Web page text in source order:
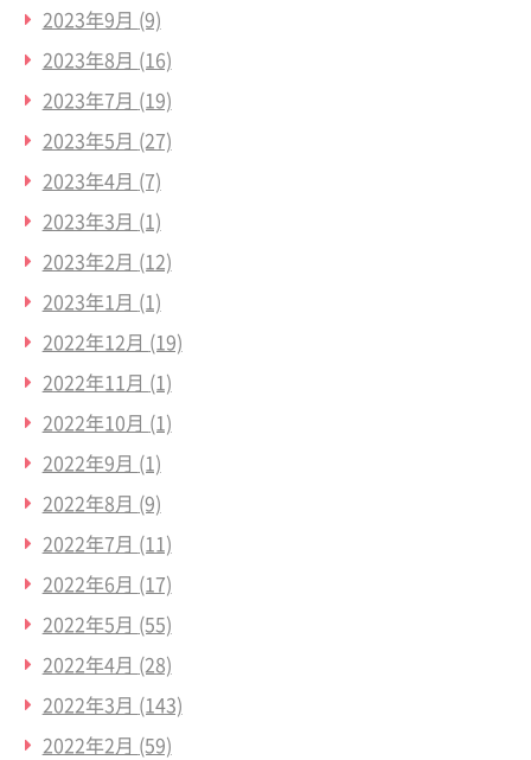
2023年9月 (9)
2023年8月 (16)
2023年7月 (19)
2023年5月 (27)
2023年4月 (7)
2023年3月 (1)
2023年2月 (12)
2023年1月 (1)
2022年12月 (19)
2022年11月 (1)
2022年10月 (1)
2022年9月 (1)
2022年8月 (9)
2022年7月 (11)
2022年6月 (17)
2022年5月 (55)
2022年4月 (28)
2022年3月 (143)
2022年2月 (59)